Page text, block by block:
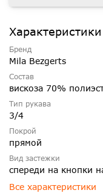
Характеристики
Бренд
Mila Bezgerts
Состав
вискоза 70%
Тип рукава
3/4
Покрой
прямой
Вид застежки
спереди на кнопки
Все характеристики